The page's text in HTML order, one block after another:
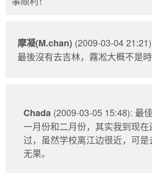
摩凝(M.chan) (2009-03-04
最後沒有去吉林，霧凇大概不是時
Chada (2009-03-05 15:48): 最
一月份和二月份，其实我到现在
过，虽然学校离江边很近，可是
无果。